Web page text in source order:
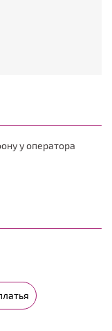
у оператора